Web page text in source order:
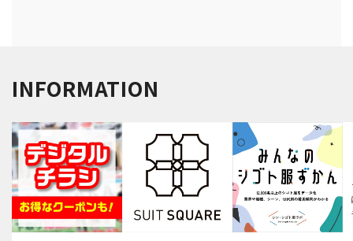
INFORMATION